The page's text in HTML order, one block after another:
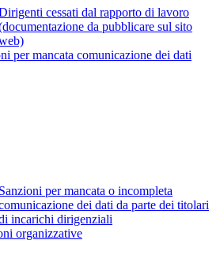
cessati dal rapporto di lavoro
da pubblicare sul sito
per mancata comunicazione dei dati
Sanzioni per mancata o incompleta
dei dati da parte dei titolari
incarichi dirigenziali
organizzative